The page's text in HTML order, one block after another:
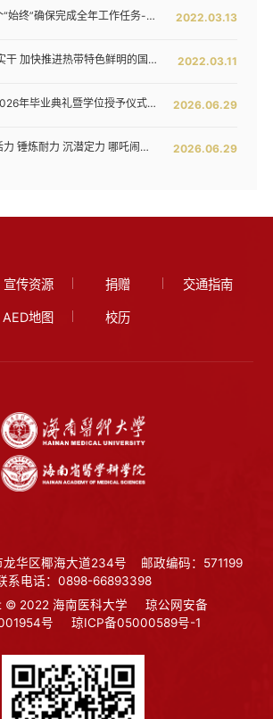
2022.03.13
杨俊要求以四个“始终”确保完成全年工作任务--我校六届五次教代会暨七届二次工代会胜利闭幕
2022.03.11
凝心聚力 真抓实干 加快推进热带特色鲜明的国际化高水平医科大学建设步伐 ——我校六届五次教代会暨七届二次工代会隆重开幕
2026.06.29
海南医科大学2026年毕业典礼暨学位授予仪式举行
2026.06.29
陈国强：焕发活力 锤炼耐力 沉潜定力 哪吒闹海拓新程——在海南医科大学2026年毕业典礼上的讲话
宣传资源 捐赠 交通指南
AED地图 校历
华区椰海大道234号
邮政编码：571199
系电话：0898-66893398
© 2022 海南医科大学
琼公网安备
号
琼ICP备05000589号-1